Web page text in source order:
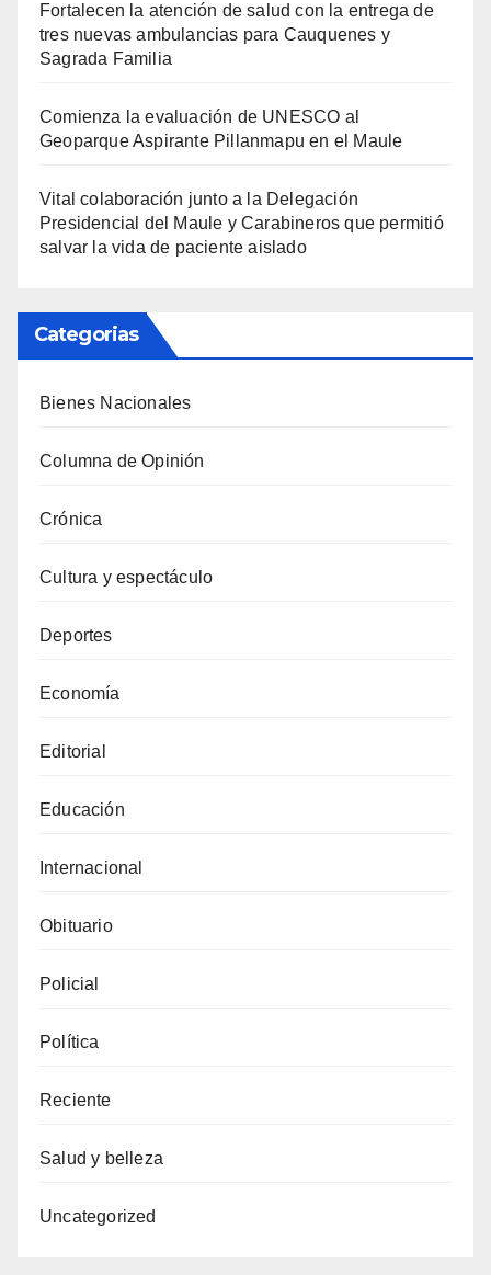
Fortalecen la atención de salud con la entrega de
tres nuevas ambulancias para Cauquenes y
Sagrada Familia
Comienza la evaluación de UNESCO al
Geoparque Aspirante Pillanmapu en el Maule
Vital colaboración junto a la Delegación
Presidencial del Maule y Carabineros que permitió
salvar la vida de paciente aislado
Categorias
Bienes Nacionales
Columna de Opinión
Crónica
Cultura y espectáculo
Deportes
Economía
Editorial
Educación
Internacional
Obituario
Policial
Política
Reciente
Salud y belleza
Uncategorized